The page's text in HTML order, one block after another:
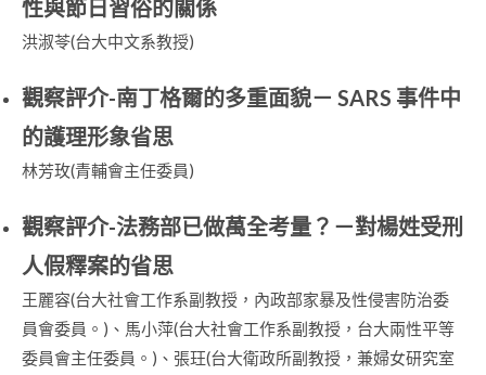
性與節日習俗的關係
洪淑苓(台大中文系教授)
觀察評介-南丁格爾的多重面貌－ SARS 事件中
的護理形象省思
林芳玫(青輔會主任委員)
觀察評介-法務部已做萬全考量？－對楊姓受刑
人假釋案的省思
王麗容(台大社會工作系副教授，內政部家暴及性侵害防治委
員會委員。)、馬小萍(台大社會工作系副教授，台大兩性平等
委員會主任委員。)、張玨(台大衛政所副教授，兼婦女研究室